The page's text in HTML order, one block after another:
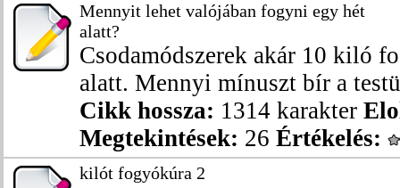
Mennyit lehet valójában fogyni egy hét
alatt?
Csodamódszerek akár 10 kiló
alatt. Mennyi mínuszt bír a
Cikk hossza: 1314 karakter
Megtekintések: 26 Értékelés:
kilót fogyókúra 2